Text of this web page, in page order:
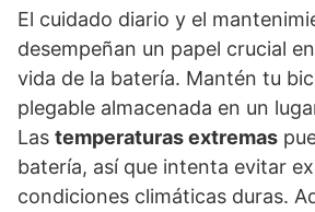
El cuidado diario y el
desempeñan un papel crucial
vida de la batería. Mantén tu
plegable almacenada en un
Las temperaturas extremas
batería, así que intenta evitar
condiciones climáticas duras.